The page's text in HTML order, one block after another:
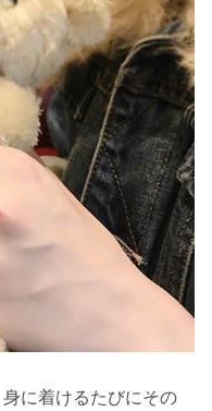
に着けるたびにその